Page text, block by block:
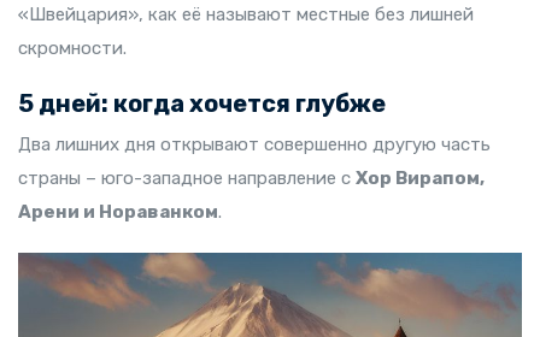
«Швейцария», как её называют местные без лишней
скромности.
5 дней: когда хочется глубже
Два лишних дня открывают совершенно другую часть
страны – юго-западное направление с Хор Вирапом,
Арени и Нораванком.